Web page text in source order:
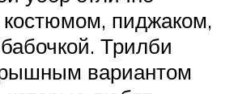
костюмом, пиджаком,
Трилби
вариантом